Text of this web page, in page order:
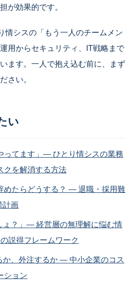
が効果的です。
情シスの「もう一人のチームメン
用からセキュリティ、IT戦略まで
ます。一人で抱え込む前に、まず
さい。
い
ってます」― ひとり情シスの業務
クを解消する方法
めたらどうする？ ― 退職・採用難
計画
ょ？」― 経営層の無理解に悩む情
説得フレームワーク
か、外注するか ― 中小企業のコス
ション